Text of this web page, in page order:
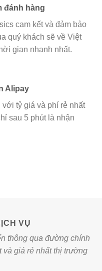
đánh hàng
cam kết và đảm bảo
quý khách sẽ về Việt
gian nhanh nhất.
Alipay
với tỷ giá và phí rẻ nhất
sau 5 phút là nhận
VỤ
thông qua đường chính
và giá rẻ nhất thị trường